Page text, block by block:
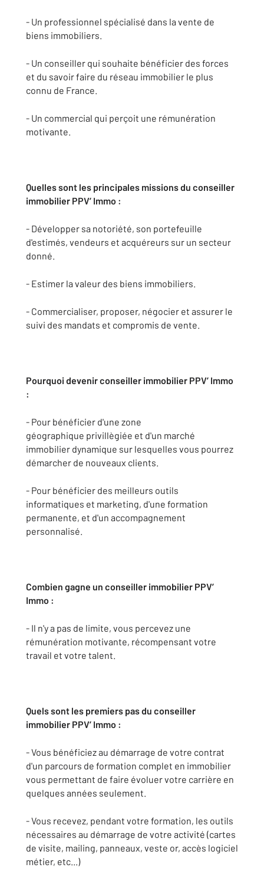
- Un professionnel spécialisé dans la vente de
biens immobiliers.
- Un conseiller qui souhaite bénéficier des forces
et du savoir faire du réseau immobilier le plus
connu de France.
- Un commercial qui perçoit une rémunération
motivante.
Quelles sont les principales missions du conseiller
immobilier PPV’ Immo :
- Développer sa notoriété, son portefeuille
d'estimés, vendeurs et acquéreurs sur un secteur
donné.
- Estimer la valeur des biens immobiliers.
- Commercialiser, proposer, négocier et assurer le
suivi des mandats et compromis de vente.
Pourquoi devenir conseiller immobilier PPV’ Immo
:
- Pour bénéficier d'une zone
géographique privillègiée et d'un marché
immobilier dynamique sur lesquelles vous pourrez
démarcher de nouveaux clients.
- Pour bénéficier des meilleurs outils
informatiques et marketing, d'une formation
permanente, et d'un accompagnement
personnalisé.
Combien gagne un conseiller immobilier PPV’
Immo :
- Il n'y a pas de limite, vous percevez une
rémunération motivante, récompensant votre
travail et votre talent.
Quels sont les premiers pas du conseiller
immobilier PPV’ Immo :
- Vous bénéficiez au démarrage de votre contrat
d'un parcours de formation complet en immobilier
vous permettant de faire évoluer votre carrière en
quelques années seulement.
- Vous recevez, pendant votre formation, les outils
nécessaires au démarrage de votre activité (cartes
de visite, mailing, panneaux, veste or, accès logiciel
métier, etc...)